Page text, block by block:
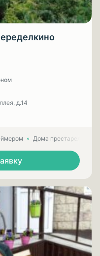
д.14
Дома престарелых